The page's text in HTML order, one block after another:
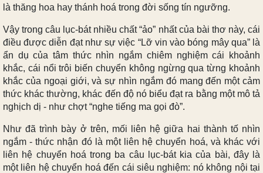
là thăng hoa hay thánh hoá trong đời sống tín ngưỡng.
Vậy trong câu lục-bát nhiều chất “ảo” nhất của bài thơ này, cái
điều được diễn đạt như sự việc “Lỡ vin vào bóng mây qua” là
ẩn dụ của tâm thức nhìn ngắm chiêm nghiệm cái khoảnh
khắc, cái nổi trôi biến chuyển không ngừng qua từng khoảnh
khắc của ngoại giới, và sự nhìn ngắm đó mang đến một cảm
thức khác thường, khác đến độ nó biểu đạt ra bằng một mô tả
nghịch dị - như chợt “nghe tiếng ma gọi đò”.
Như đã trình bày ở trên, mối liên hệ giữa hai thành tố nhìn
ngắm - thức nhận đó là một liên hệ chuyển hoá, và khác với
liên hệ chuyển hoá trong ba câu lục-bát kia của bài, đây là
một liên hệ chuyển hoá đến cái siêu nghiệm: nó không nội tại